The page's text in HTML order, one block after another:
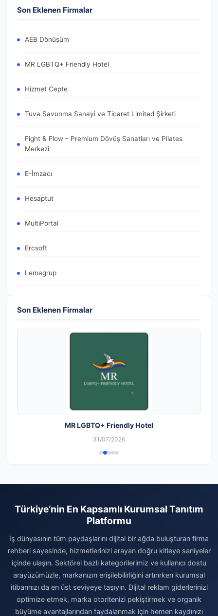
Son Eklenen Firmalar
AEB Dönüşüm
MR LGBTQ+ Friendly Hotel
Hizmet Cepte
Tuva Savunma Sanayi ve Ticaret Limited Şirketi
Fight & Flow – Premium Dövüş Sanatları ve Pilates
Merkezi
E-İmzacı
Hesaptut
MultiPortal
Ercsoft
Lemagrup
Son Eklenen Firmalar
MR LGBTQ+ Friendly Hotel
31/07/2026
Türkiye’nin En Kapsamlı Kurumsal Tanıtım
Platformu
İş dünyasının tüm paydaşlarını dijital bir ağda buluşturan firma
rehberi sayesinde, hizmetlerinizi arayan doğru kitleye saniyeler
içinde ulaşın. Sektörel bazlı kategorilerimiz ve kullanıcı dostu
arayüzümüzle, markanızın erişilebilirliğini artırırken kurumsal
itibarınızı da en üst seviyeye taşıyın. Dijital reklam giderlerinizi
optimize etmek, marka otoritenizi pekiştirmek ve organik
büyüme avantajlarından faydalanmak için hemen kaydınızı